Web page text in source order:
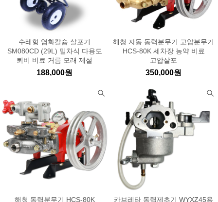
수레형 염화칼슘 살포기
SM080CD (29L) 밀차식 다용도
퇴비 비료 거름 모래 제설
188,000원
해청 자동 동력분무기 고압분무기
HCS-80K 세차장 농약 비료
고압살포
350,000원
해청 동력분무기 HCS-80K
카브레타 동력제초기 WYXZ45용